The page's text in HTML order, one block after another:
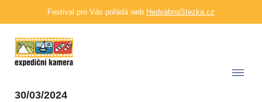
Festival pro Vás pořádá web HedvabnaStezka.cz
30/03/2024